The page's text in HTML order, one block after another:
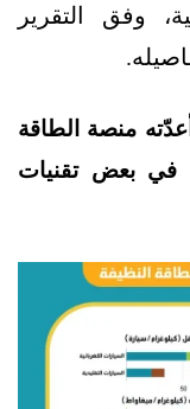
وفق التقرير
منصة الطاقة
في بعض تقنيات